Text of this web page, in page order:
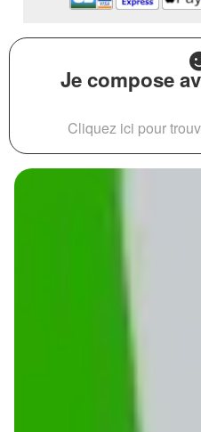
Je compose
Cliquez ici pour